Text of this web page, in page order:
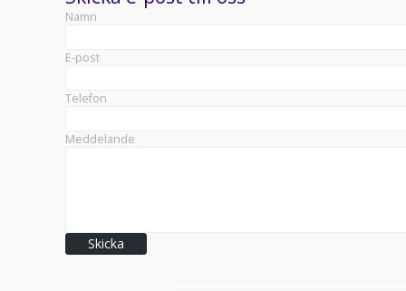
Namn
E-post
Telefon
Meddelande
Skicka